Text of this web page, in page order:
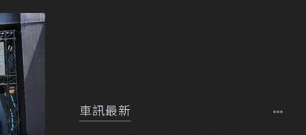
車訊最新